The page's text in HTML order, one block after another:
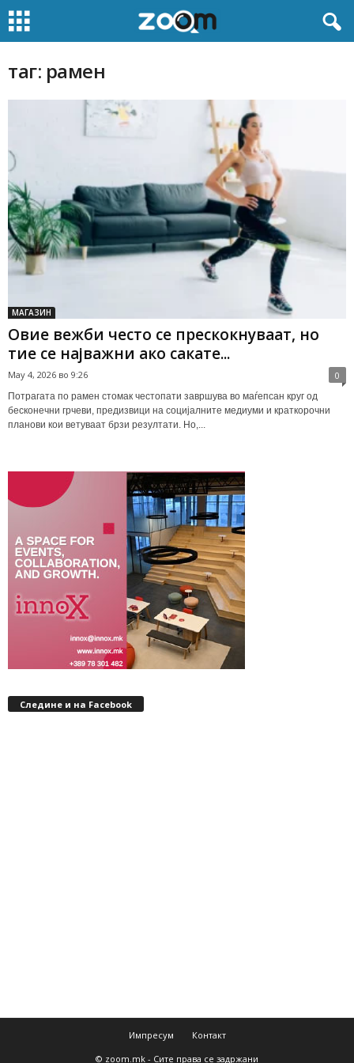
таг: рамен
МАГАЗИН
Овие вежби често се прескокнуваат, но
тие се најважни ако сакате...
May 4, 2026 во 9:26 0
Потрагата по рамен стомак честопати завршува во маѓепсан круг од
бесконечни грчеви, предизвици на социјалните медиуми и краткорочни
планови кои ветуваат брзи резултати. Но,...
Следине и на Facebook
Импресум
Контакт
© zoom.mk - Сите права се задржани